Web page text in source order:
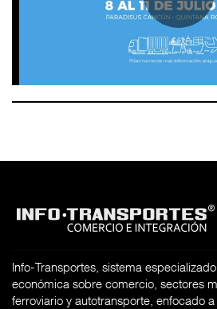
Info-Transportes, sistema
económica sobre comercio, sectores
ferroviario y autotransporte, enfocado